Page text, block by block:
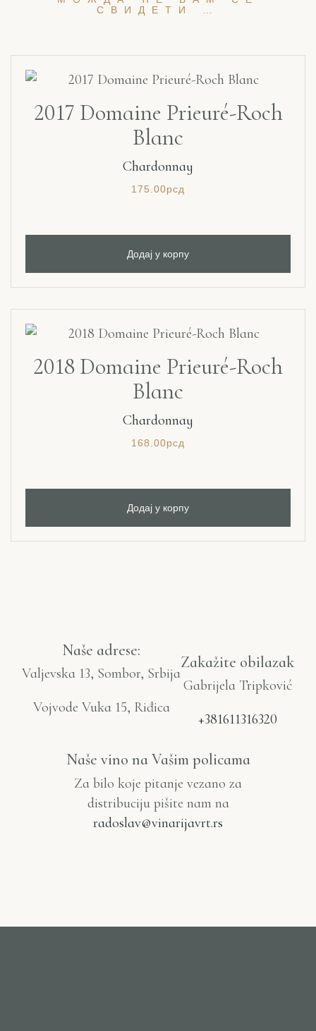
СВИДЕТИ …
2017 Domaine Prieuré-Roch
Blanc
Chardonnay
175.00рсд
Додај у корпу
2018 Domaine Prieuré-Roch
Blanc
Chardonnay
168.00рсд
Додај у корпу
Naše adrese:
Valjevska 13, Sombor, Srbija
Vojvode Vuka 15, Riđica
Zakažite obilazak
Gabrijela Tripković
+381611316320
Naše vino na Vašim policama
Za bilo koje pitanje vezano za
distribuciju pišite nam na
radoslav@vinarijavrt.rs